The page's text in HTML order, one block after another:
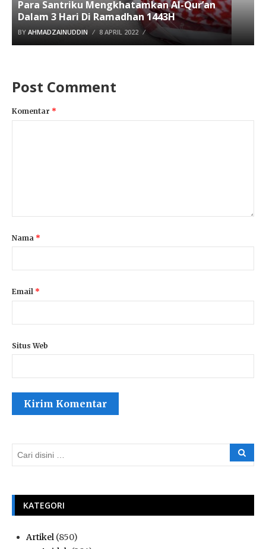
Para Santriku Mengkhatamkan Al-Qur’an
Dalam 3 Hari Di Ramadhan 1443H
BY AHMADZAINUDDIN 8 APRIL 2022
Post Comment
Komentar *
Nama *
Email *
Situs Web
KATEGORI
Artikel (850)